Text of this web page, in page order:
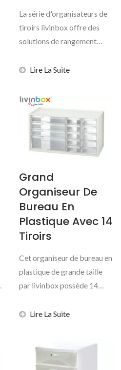
La série d'organisateurs de
tiroirs livinbox offre des
solutions de rangement
Lire La Suite
Grand
Organiseur De
Bureau En
Plastique Avec 14
Tiroirs
Cet organiseur de bureau en
plastique de grande taille
par livinbox possède 14
Lire La Suite